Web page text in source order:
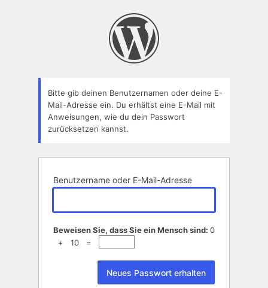
Bitte gib deinen Benutzernamen oder deine E-
Mail-Adresse ein. Du erhältst eine E-Mail mit
Anweisungen, wie du dein Passwort
zurücksetzen kannst.
Benutzername oder E-Mail-Adresse
Beweisen Sie, dass Sie ein Mensch sind: 0
+ 10 =